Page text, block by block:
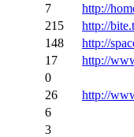
7 http://
215 http://
148 http://
17 http://
0
26 http://
6
3